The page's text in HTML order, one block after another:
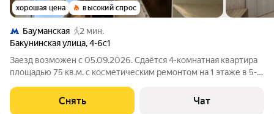
хорошая цена высокий спрос
Бауманская
2 мин.
Бакунинская улица,4-6с1
Заезд возможен с 05.09.2026. Сдаётся 4-комнатная квартира
площадью 75 кв.м. с косметическим ремонтом на 1 этаже в 5-
Бойлер Дом - кирпичный,
Снять Чат